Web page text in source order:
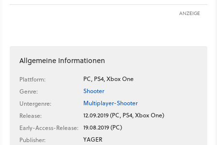
ANZEIGE
Allgemeine Informationen
Plattform:
PC, PS4, Xbox One
Genre:
Shooter
Untergenre:
Multiplayer-Shooter
Release:
12.09.2019 (PC, PS4, Xbox One)
Early-Access-Release:
19.08.2019 (PC)
Publisher:
YAGER